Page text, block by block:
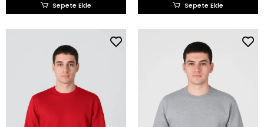
Sepete Ekle Sepete Ekle